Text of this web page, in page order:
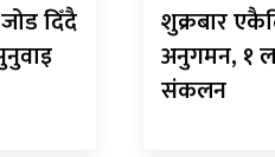
दिँदै
शुक्रबार
अनुगमन, १
संकलन